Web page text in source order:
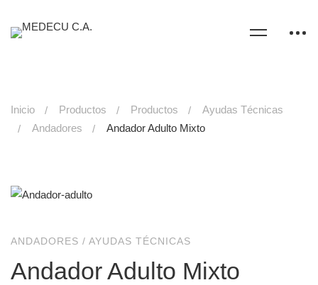
Inicio Productos Productos
Ayudas Técnicas
Andadores
Andador Adulto Mixto
ANDADORES / AYUDAS TÉCNICAS
Andador Adulto Mixto